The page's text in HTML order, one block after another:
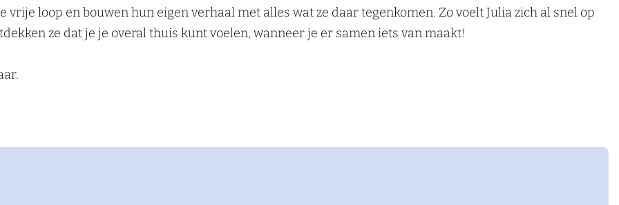
loop en bouwen hun eigen verhaal met alles wat ze daar tegenkomen. Zo voelt Julia zich al snel op
ze dat je je overal thuis kunt voelen, wanneer je er samen iets van maakt!